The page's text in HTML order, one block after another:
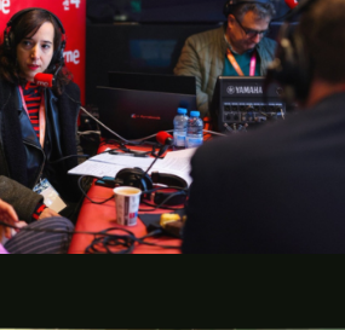
Music Lab
Estratègia de comunicació
i PR